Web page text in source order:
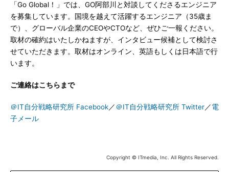
「Go Global！」では、GO阿部川と対談してくださるエンジニア
を募集しています。国境を越えて活躍するエンジニア（35歳ま
で）、グローバル企業のCEOやCTOなど、ぜひご一報ください。
取材の確約はいたしかねますが、インタビュー候補として検討さ
せていただきます。取材はオンライン、英語もしくは日本語で行
います。
ご連絡はこちらまで
＠IT自分戦略研究所 Facebook／＠IT自分戦略研究所 Twitter／電
子メール
Copyright © ITmedia, Inc. All Rights Reserved.